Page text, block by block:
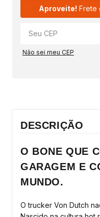
Aproveite! Frete
Não sei meu CEP
DESCRIÇÃO
O BONE QUE
GARAGEM E
MUNDO.
O trucker Von Dutch